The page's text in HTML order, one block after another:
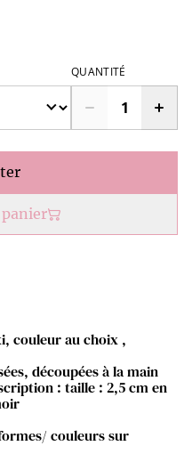
QUANTITÉ
couleur au choix ,
découpées à la main
: taille : 2,5 cm en
couleurs sur